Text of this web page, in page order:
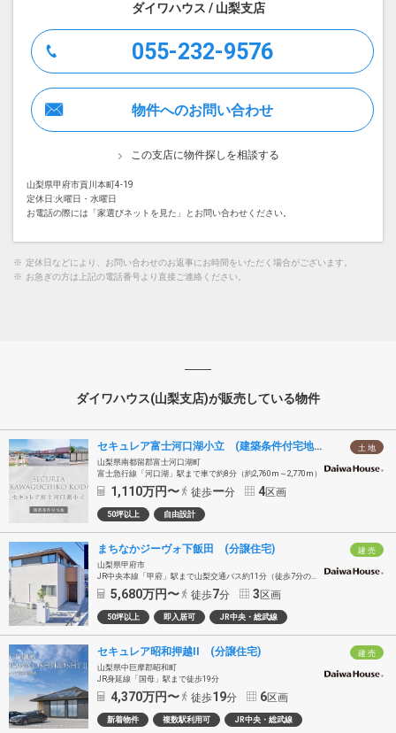
ダイワハウス / 山梨支店
055-232-9576
物件へのお問い合わせ
この支店に物件探しを相談する
山梨県甲府市貢川本町4-19
定休日:火曜日・水曜日
お電話の際には「家選びネットを見た」とお問い合わせください。
※ 定休日などにより、お問い合わせのお返事にお時間をいただく場合がございます。
※ お急ぎの方は上記の電話番号より直接ご連絡ください。
ダイワハウス(山梨支店)が販売している物件
土 地
セキュレア富士河口湖小立 (建築条件付宅地分譲)
山梨県南都留郡富士河口湖町
富士急行線「河口湖」駅まで車で約8分（約2,760m～2,770m）
1,110万円〜 徒歩ー分 4区画
50坪以上 自由設計
建 売
まちなかジーヴォ下飯田 (分譲住宅)
山梨県甲府市
JR中央本線「甲府」駅まで山梨交通バス約11分（徒歩7分の「貢川」バス停乗車）
5,680万円〜 徒歩7分 3区画
50坪以上 即入居可 JR中央・総武線
建 売
セキュレア昭和押越II (分譲住宅)
山梨県中巨摩郡昭和町
JR身延線「国母」駅まで徒歩19分
4,370万円〜 徒歩19分 6区画
新着物件 複数駅利用可 JR中央・総武線